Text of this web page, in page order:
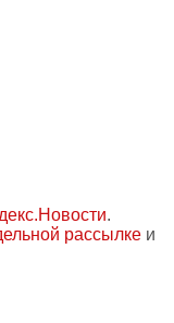
.
рассылке и